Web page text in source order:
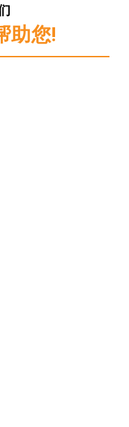
助您!